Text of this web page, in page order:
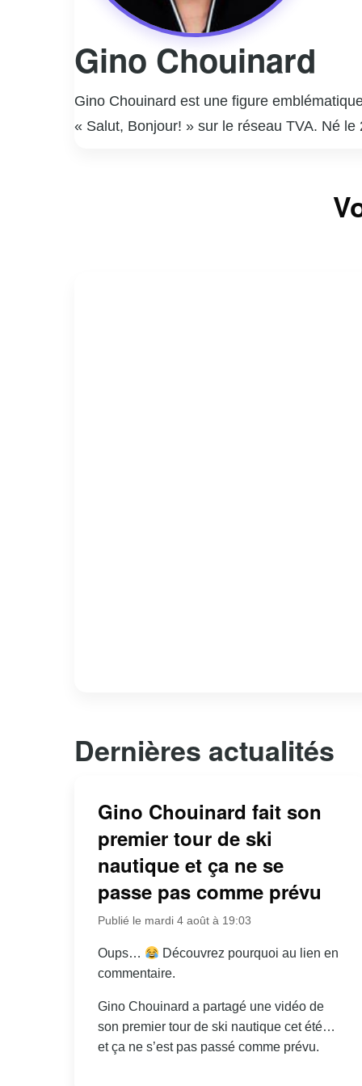
Gino Chouinard
Gino Chouinard est une figure
« Salut, Bonjour! » sur le réseau TVA. Né
télévision, il est également impliqué dans
Dernières actualités
Gino Chouinard fait son
premier tour de ski
nautique et ça ne se
passe pas comme prévu
Publié le mardi 4 août à 19:03
Oups…
Découvrez pourquoi au lien en
commentaire.
Gino Chouinard a partagé une vidéo de
son premier tour de ski nautique cet été…
et ça ne s’est pas passé comme prévu.